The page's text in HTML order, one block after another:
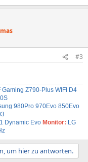
#3
Gaming Z790-Plus WIFI D4
980Pro 970Evo 850Evo
Dynamic Evo Monitor: LG
um hier zu antworten.